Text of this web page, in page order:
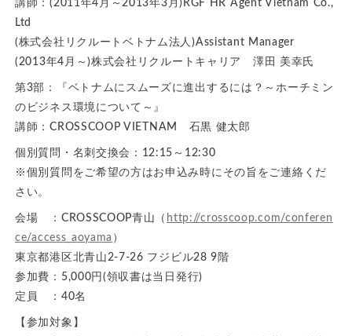
講師：(2011年4月～2013年3月)RGF HR Agent Vietnam Co.,
Ltd
(株式会社リクルートベトナム法人)Assistant Manager
(2013年4月～)株式会社リクルートキャリア 澤田 美幸氏
第3部：『ベトナムにスムーズに進出するには？～ホーチミン
のビジネス環境について～』
講師：CROSSCOOP VIETNAM 石黒 健太郎
個別質問・名刺交換会：12:15～12:30
※個別質問をご希望の方はお申込み時にその旨をご連絡くだ
さい。
会場 ：CROSSCOOP青山（ http://crosscoop.com/conferen
ce/access_aoyama ）
東京都港区北青山2-7-26 フジビル28 9階
参加費：5,000円(領収書は当日発行)
定員 ：40名
【参加対象】